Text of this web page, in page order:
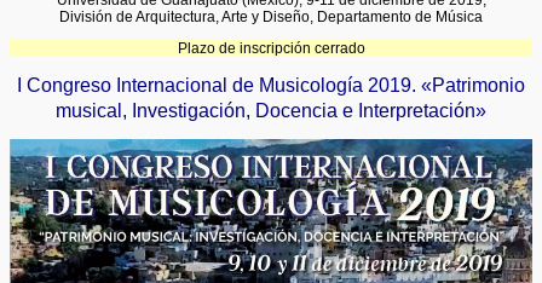
División de Arquitectura, Arte y Diseño, Departamento de Música
Plazo de inscripción cerrado
I Congreso Internacional de Musicología 2019. «Patrimonio
musical, Investigación, Docencia e Interpretación»